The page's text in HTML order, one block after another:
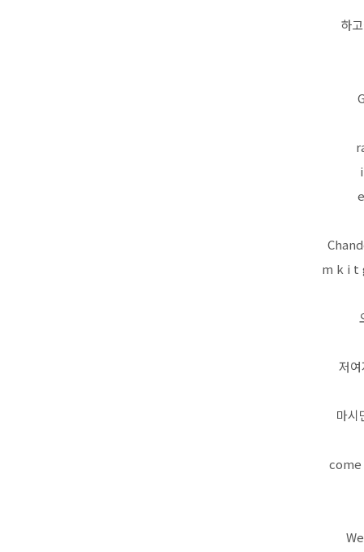
하
m k i t
저
마시